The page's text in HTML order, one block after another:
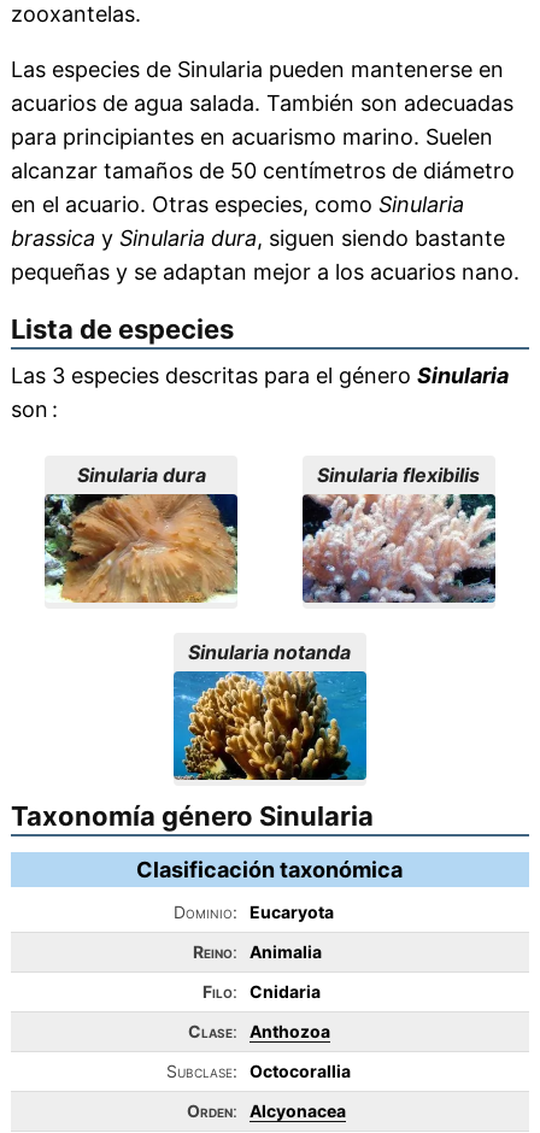
zooxantelas.
Las especies de Sinularia pueden mantenerse en
acuarios de agua salada. También son adecuadas
para principiantes en acuarismo marino. Suelen
alcanzar tamaños de 50 centímetros de diámetro
en el acuario. Otras especies, como Sinularia
brassica y Sinularia dura, siguen siendo bastante
pequeñas y se adaptan mejor a los acuarios nano.
Lista de especies
Las 3 especies descritas para el género Sinularia
son :
Sinularia dura Sinularia flexibilis
Sinularia notanda
Taxonomía género Sinularia
Clasificación taxonómica
Dominio:
Eucaryota
Reino:
Animalia
Filo:
Cnidaria
Clase:
Anthozoa
Subclase:
Octocorallia
Orden: Alcyonacea